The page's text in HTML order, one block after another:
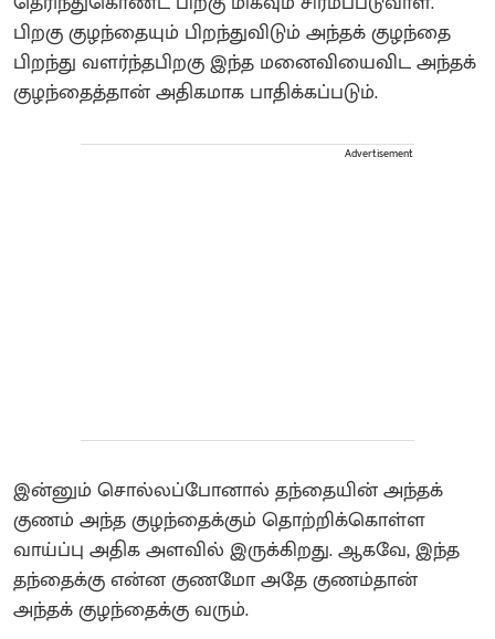
பிறகு குழந்தையும் பிறந்துவிடும் அந்தக் குழந்தை
பிறந்து வளர்ந்தபிறகு இந்த மனைவியைவிட அந்தக்
குழந்தைத்தான் அதிகமாக பாதிக்கப்படும்.
Advertisement
இன்னும் சொல்லப்போனால் தந்தையின் அந்தக்
குணம் அந்த குழந்தைக்கும் தொற்றிக்கொள்ள
வாய்ப்பு அதிக அளவில் இருக்கிறது. ஆகவே, இந்த
தந்தைக்கு என்ன குணமோ அதே குணம்தான்
அந்தக் குழந்தைக்கு வரும்.